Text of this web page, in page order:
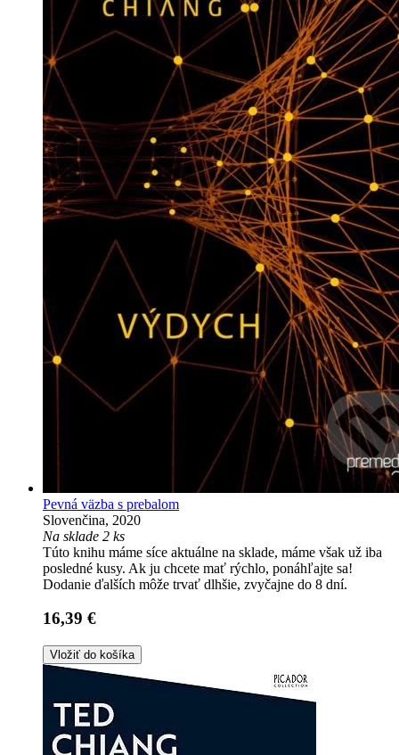
Pevná väzba s prebalom
Slovenčina, 2020
Na sklade 2 ks
Túto knihu máme síce aktuálne na sklade, máme však už iba
posledné kusy. Ak ju chcete mať rýchlo, ponáhľajte sa!
Dodanie ďalších môže trvať dlhšie, zvyčajne do 8 dní.
16,39 €
Vložiť do košíka